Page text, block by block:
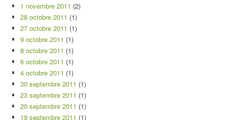
1 novembre 2011 (2)
28 octobre 2011 (1)
27 octobre 2011 (1)
9 octobre 2011 (1)
8 octobre 2011 (1)
6 octobre 2011 (1)
4 octobre 2011 (1)
30 septembre 2011 (1)
23 septembre 2011 (1)
20 septembre 2011 (1)
19 septembre 2011 (1)